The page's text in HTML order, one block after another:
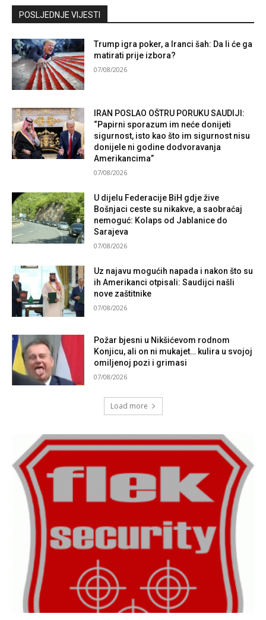
Kontaktirajte nas
POSLJEDNJE VIJESTI
Trump igra poker, a Iranci šah: Da li će ga
matirati prije izbora?
07/08/2026
IRAN POSLAO OŠTRU PORUKU SAUDIJI:
“Papirni sporazum im neće donijeti
sigurnost, isto kao što im sigurnost nisu
donijele ni godine dodvoravanja
Amerikancima”
07/08/2026
U dijelu Federacije BiH gdje žive
Bošnjaci ceste su nikakve, a saobraćaj
nemoguć: Kolaps od Jablanice do
Sarajeva
07/08/2026
Uz najavu mogućih napada i nakon što su
ih Amerikanci otpisali: Saudijci našli
nove zaštitnike
07/08/2026
Požar bjesni u Nikšićevom rodnom
Konjicu, ali on ni mukajet… kulira u svojoj
omiljenoj pozi i grimasi
07/08/2026
Load more